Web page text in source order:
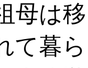
母は
て暮